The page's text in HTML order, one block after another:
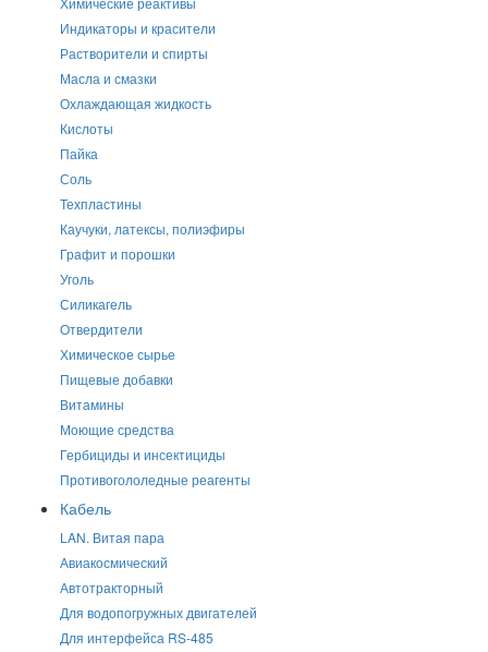
Индикаторы и красители
Растворители и спирты
Масла и смазки
Охлаждающая жидкость
Кислоты
Пайка
Соль
Техпластины
Каучуки, латексы, полиэфиры
Графит и порошки
Уголь
Силикагель
Отвердители
Химическое сырье
Пищевые добавки
Витамины
Моющие средства
Гербициды и инсектициды
Противогололедные реагенты
Кабель
LAN. Витая пара
Авиакосмический
Автотракторный
Для водопогружных двигателей
Для интерфейса RS-485